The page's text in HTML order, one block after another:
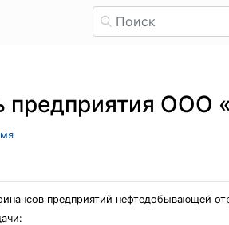
предприятия ООО
предприятий нефтедобывающей